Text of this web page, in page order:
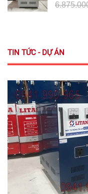
TIN TỨC - DỰ ÁN